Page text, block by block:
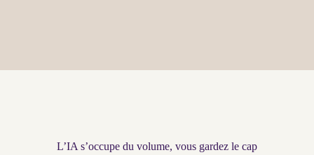
L’IA s’occupe du volume, vous gardez le cap